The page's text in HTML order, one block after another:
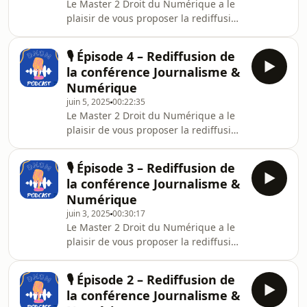
regard concret, nous échangeons
avec Thibault HAILLARD, Délégué à la
Protection des Données de la Région
Bretagne, qui nous livre son expert
Le Master 2 Droit du Numérique a le
plaisir de vous proposer la rediffusion
disponible en format podcast, sur le
thème :« Journalistes : la liberté
d’informer face à l’authenticité de
l’information numérique »Dans un
contexte où les fausses informations
prolifèrent et où les technologies
numériques redéfinissent les
pratiques journalistiques, cette
conférence interroge
🎙️ Épisode 4 – Rediffusion de
la conférence Journalisme &
Numérique
juin 5, 2025 00:22:35
Le Master 2 Droit du Numérique a le
plaisir de vous proposer la rediffusion
disponible en format podcast, sur le
thème :« Journalistes : la liberté
d’informer face à l’authenticité de
l’information numérique »Dans un
contexte où les fausses informations
prolifèrent et où les technologies
numériques redéfinissent les
pratiques journalistiques, cette
conférence interroge
🎙️ Épisode 3 – Rediffusion de
la conférence Journalisme &
Numérique
juin 3, 2025 00:30:17
Le Master 2 Droit du Numérique a le
plaisir de vous proposer la rediffusion
disponible en format podcast, sur le
thème :« Journalistes : la liberté
d’informer face à l’authenticité de
🎙️ Épisode 2 – Rediffusion de
la conférence Journalisme &